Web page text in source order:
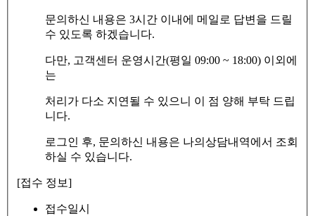
문의하신 내용은 3시간 이내에 메일로 답변을 드릴
수 있도록 하겠습니다.
다만, 고객센터 운영시간(평일 09:00 ~ 18:00) 이외에
는
처리가 다소 지연될 수 있으니 이 점 양해 부탁 드립
니다.
로그인 후, 문의하신 내용은 나의상담내역에서 조회
하실 수 있습니다.
[접수 정보]
접수일시